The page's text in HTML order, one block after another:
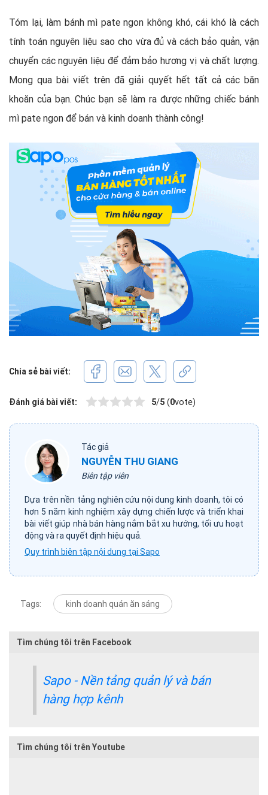
Tóm lại, làm bánh mì pate ngon không khó, cái khó là cách
tính toán nguyên liệu sao cho vừa đủ và cách bảo quản, vận
chuyển các nguyên liệu để đảm bảo hương vị và chất lượng.
Mong qua bài viết trên đã giải quyết hết tất cả các băn
khoăn của bạn. Chúc bạn sẽ làm ra được những chiếc bánh
mì pate ngon để bán và kinh doanh thành công!
Chia sẻ bài viết:
Đánh giá bài viết: 5/5 (0vote)
Tác giả
NGUYỄN THU GIANG
Biên tập viên
Dựa trên nền tảng nghiên cứu nội dung kinh doanh, tôi có
hơn 5 năm kinh nghiệm xây dựng chiến lược và triển khai
bài viết giúp nhà bán hàng nắm bắt xu hướng, tối ưu hoạt
động và ra quyết định hiệu quả.
Quy trình biên tập nội dung tại Sapo
Tags: kinh doanh quán ăn sáng
Tìm chúng tôi trên Facebook
Sapo - Nền tảng quản lý và bán
hàng hợp kênh
Tìm chúng tôi trên Youtube